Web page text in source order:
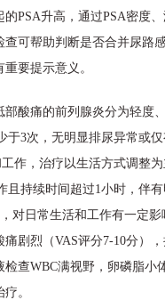
PSA升高，通过PSA密度
可帮助判断是否合并尿路
要提示意义。
酸痛的前列腺炎分为轻度
于3次，无明显排尿异常或
作，治疗以生活方式调整
且持续时间超过1小时，伴
对日常生活和工作有一定
剧烈（VAS评分7-10分）
查WBC满视野，卵磷脂
。